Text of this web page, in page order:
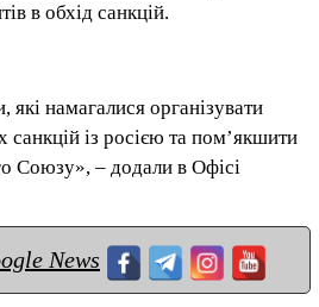
в обхід санкцій.
намагалися організувати
санкцій із росією та пом’якшити
Союзу», – додали в Офісі
News